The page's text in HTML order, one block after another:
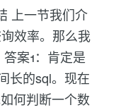
上一节我们介
效率。那么我
案1：肯定是
长的sql。现在
何判断一个数